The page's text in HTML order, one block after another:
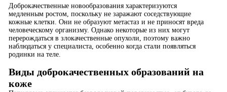
Доброкачественные новообразования характеризуются
медленным ростом, поскольку не заражают соседствующие
кожные клетки. Они не образуют метастаз и не приносят вреда
человеческому организму. Однако некоторые из них могут
перерождаться в злокачественные опухоли, поэтому важно
наблюдаться у специалиста, особенно когда стали появляться
родинки на теле.
Виды доброкачественных образований на
коже